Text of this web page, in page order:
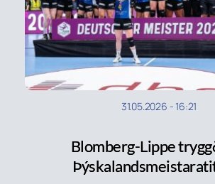
31.05.2026 -16:21
Blomberg-Lippe